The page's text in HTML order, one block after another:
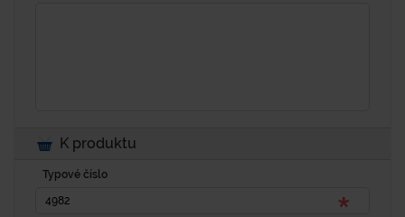
K produktu
Typové číslo